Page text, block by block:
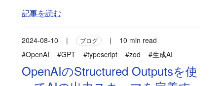
記事を読む
2024-08-10 | ブログ |
10 min read
#OpenAI
#GPT #typescript #zod #生成AI
OpenAIのStructured Outputsを使